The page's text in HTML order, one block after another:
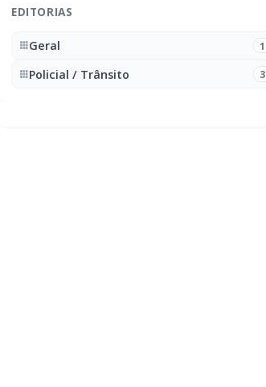
EDITORIAS
Geral
Policial / Trânsito